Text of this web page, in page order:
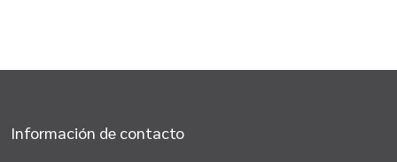
Información de contacto